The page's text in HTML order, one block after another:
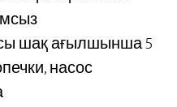
шақ ағылшынша 5
насос